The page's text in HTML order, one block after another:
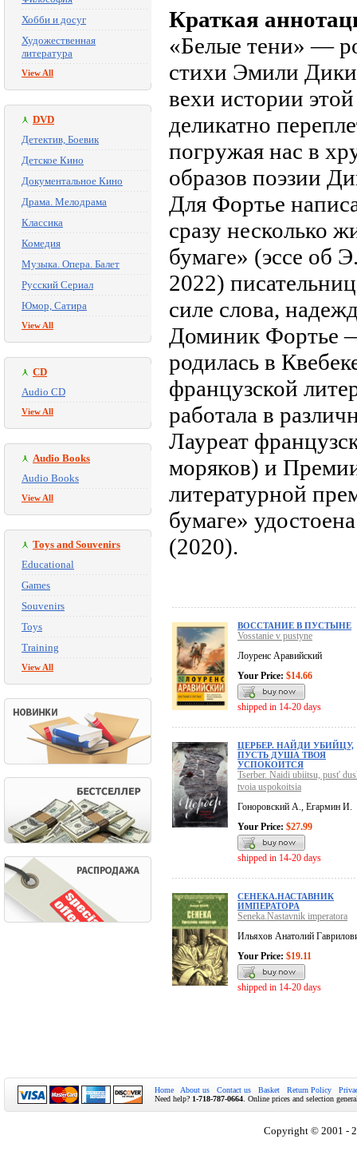
Хобби и досуг
Художественная
литература
View All
DVD
Детектив, Боевик
Детское Кино
Документальное Кино
Драма. Мелодрама
Классика
Комедия
Музыка. Опера. Балет
Русский Сериал
Юмор, Сатира
View All
CD
Audio CD
View All
Audio Books
Audio Books
View All
Toys and Souvenirs
Educational
Games
Souvenirs
Toys
Training
View All
Краткая
«Белые тени» —
стихи Эмили
вехи истории
деликатно
погружая нас в
образов поэзии
Для Фортье
сразу несколько
бумаге» (эссе об
2022)
силе слова,
Доминик Фортье
родилась в
французской
работала в
Лауреат
моряков) и
литературной
бумаге»
(2020).
ВОССТАНИЕ В ПУСТЫНЕ
Vosstanie v pustyne
Лоуренс Аравийский
Your Price: $14.66
shipped in 14-20 days
ЦЕРБЕР. НАЙДИ УБИЙЦУ,
ПУСТЬ ДУША ТВОЯ
УСПОКОИТСЯ
Tserber. Naidi ubiitsu, pust'
tvoia uspokoitsia
Гоноровский А., Егармин И.
Your Price: $27.99
shipped in 14-20 days
СЕНЕКА.НАСТАВНИК
ИМПЕРАТОРА
Seneka.Nastavnik imperatora
Ильяхов Анатолий
Your Price: $19.11
shipped in 14-20 days
Home About us Contact us Basket Return Policy
Need help? 1-718-787-0664 . Online prices and selection
Copyright © 2001 -